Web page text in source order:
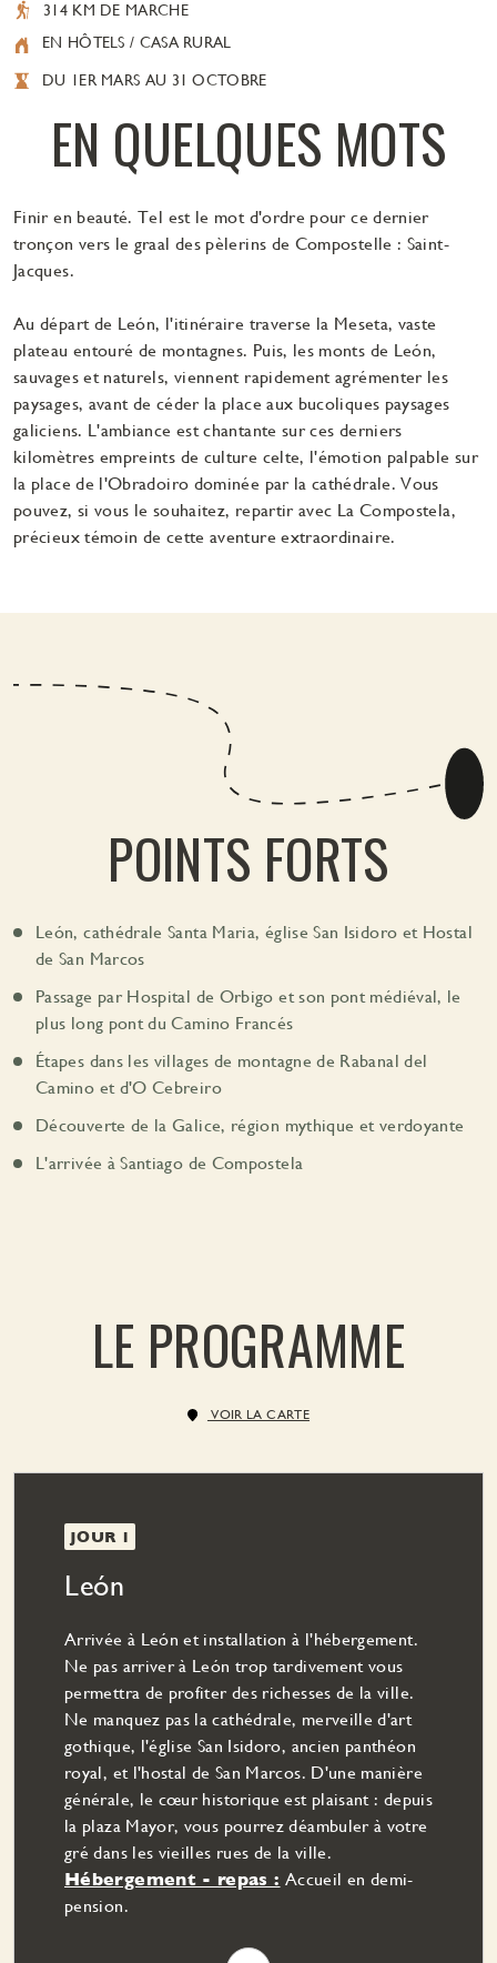
314 KM DE MARCHE
EN HÔTELS / CASA RURAL
DU 1ER MARS AU 31 OCTOBRE
EN QUELQUES MOTS
Finir en beauté. Tel est le mot d'ordre pour ce dernier
tronçon vers le graal des pèlerins de Compostelle : Saint-
Jacques.
Au départ de León, l'itinéraire traverse la Meseta, vaste
plateau entouré de montagnes. Puis, les monts de León,
sauvages et naturels, viennent rapidement agrémenter les
paysages, avant de céder la place aux bucoliques paysages
galiciens. L'ambiance est chantante sur ces derniers
kilomètres empreints de culture celte, l'émotion palpable sur
la place de l'Obradoiro dominée par la cathédrale. Vous
pouvez, si vous le souhaitez, repartir avec La Compostela,
précieux témoin de cette aventure extraordinaire.
POINTS FORTS
León, cathédrale Santa Maria, église San Isidoro et Hostal
de San Marcos
Passage par Hospital de Orbigo et son pont médiéval, le
plus long pont du Camino Francés
Étapes dans les villages de montagne de Rabanal del
Camino et d'O Cebreiro
Découverte de la Galice, région mythique et verdoyante
L'arrivée à Santiago de Compostela
LE PROGRAMME
VOIR LA CARTE
JOUR 1
León
Arrivée à León et installation à l'hébergement.
Ne pas arriver à León trop tardivement vous
permettra de profiter des richesses de la ville.
Ne manquez pas la cathédrale, merveille d'art
gothique, l'église San Isidoro, ancien panthéon
royal, et l'hostal de San Marcos. D'une manière
générale, le cœur historique est plaisant : depuis
la plaza Mayor, vous pourrez déambuler à votre
gré dans les vieilles rues de la ville.
Hébergement - repas : Accueil en demi-
pension.